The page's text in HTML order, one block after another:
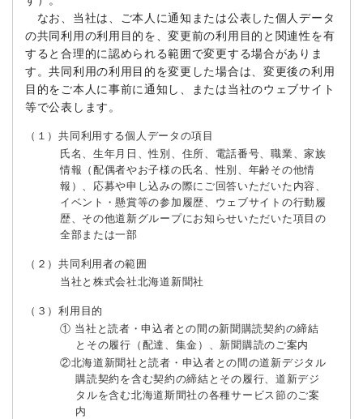
なお、当社は、ご本人に通知または公表した個人データ
の共同利用の利用目的を、変更前の利用目的と関連性を有
すると合理的に認められる範囲で変更する場合がありま
す。共同利用の利用目的を変更した場合は、変更後の利用
目的をご本人に事前に通知し、または当社のウェブサイト
等で公表します。
（１）共同利用する個人データの項目
氏名、生年月日、性別、住所、電話番号、職業、家族
情報（配偶者やお子様の氏名、性別、年齢その他情
報）、応募や申し込みの際にご回答いただいた内容、
イベント・懸賞等の参加履歴、ウェブサイトの行動履
歴、その他道新グループにお知らせいただいた項目の
全部または一部
（２）共同利用者の範囲
当社と株式会社北海道新聞社
（３）利用目的
① 当社と読者・申込者との間の新聞購読契約の締結
とその履行（配達、集金）、新聞購読のご案内
②北海道新聞社と読者・申込者との間の道新デジタル
購読契約を含む契約の締結とその履行、道新デジ
タルを含む北海道斯間社の各種サービス節のご案
内